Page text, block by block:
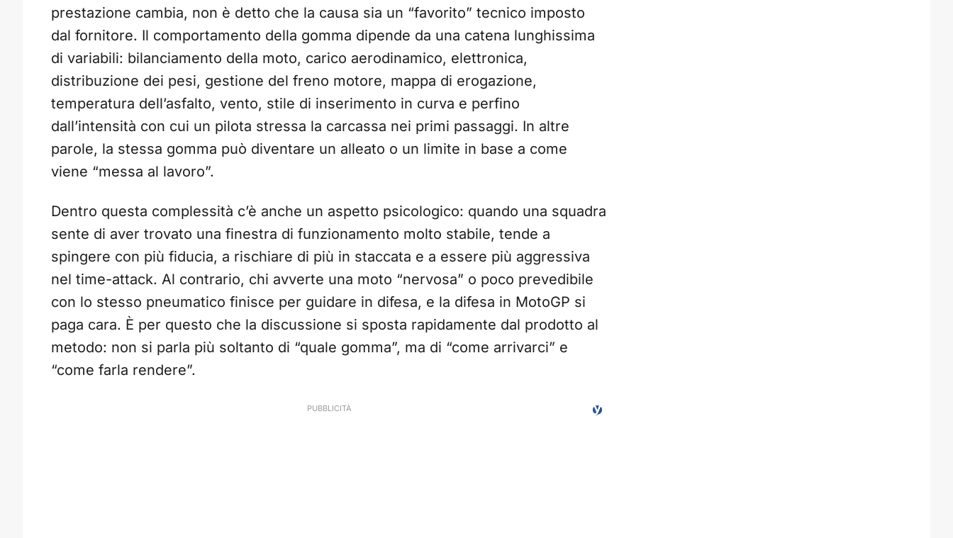
prestazione cambia, non è detto che la causa sia un “favorito” tecnico imposto
dal fornitore. Il comportamento della gomma dipende da una catena lunghissima
di variabili: bilanciamento della moto, carico aerodinamico, elettronica,
distribuzione dei pesi, gestione del freno motore, mappa di erogazione,
temperatura dell’asfalto, vento, stile di inserimento in curva e perfino
dall’intensità con cui un pilota stressa la carcassa nei primi passaggi. In altre
parole, la stessa gomma può diventare un alleato o un limite in base a come
viene “messa al lavoro”.
Dentro questa complessità c’è anche un aspetto psicologico: quando una squadra
sente di aver trovato una finestra di funzionamento molto stabile, tende a
spingere con più fiducia, a rischiare di più in staccata e a essere più aggressiva
nel time-attack. Al contrario, chi avverte una moto “nervosa” o poco prevedibile
con lo stesso pneumatico finisce per guidare in difesa, e la difesa in MotoGP si
paga cara. È per questo che la discussione si sposta rapidamente dal prodotto al
metodo: non si parla più soltanto di “quale gomma”, ma di “come arrivarci” e
“come farla rendere”.